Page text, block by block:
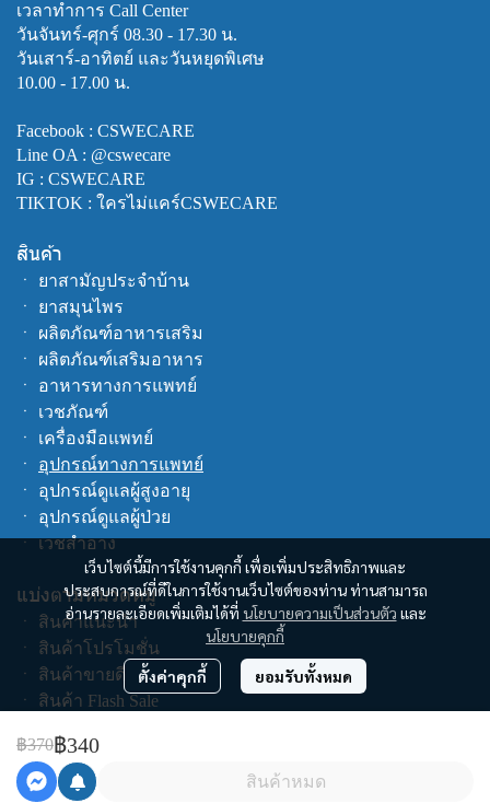
฿370฿340
สินค้าหมด
เว็บไซต์นี้มีการใช้งานคุกกี้ เพื่อเพิ่มประสิทธิภาพและ
ประสบการณ์ที่ดีในการใช้งานเว็บไซต์ของท่าน ท่านสามารถ
อ่านรายละเอียดเพิ่มเติมได้ที่ นโยบายความเป็นส่วนตัว และ
นโยบายคุกกี้
ตั้งค่าคุกกี้ ยอมรับทั้งหมด
เวลาทำการ Call Center
วันจันทร์-ศุกร์ 08.30 - 17.30 น.
วันเสาร์-อาทิตย์ และวันหยุดพิเศษ
10.00 - 17.00 น.
Facebook : CSWECARE
Line OA : @cswecare
IG : CSWECARE
TIKTOK : ใครไม่แคร์CSWECARE
สินค้า
ㆍ ยาสามัญประจำบ้าน
ㆍ ยาสมุนไพร
ㆍ ผลิตภัณฑ์อาหารเสริม
ㆍ ผลิตภัณฑ์เสริมอาหาร
ㆍ อาหารทางการแพทย์
ㆍ เวชภัณฑ์
ㆍ เครื่องมือแพทย์
ㆍ อุปกรณ์ทางการแพทย์
ㆍ อุปกรณ์ดูแลผู้สูงอายุ
ㆍ อุปกรณ์ดูแลผู้ป่วย
ㆍเวชสำอาง
แบ่งตามหมวดหมู่
ㆍ สินค้าแนะนำ
ㆍ สินค้าโปรโมชั่น
ㆍ สินค้าขายดี
ㆍ สินค้า Flash Sale
ช็อปตามแบรนด์
คูปอง